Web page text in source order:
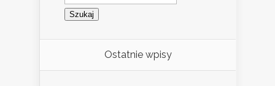
Ostatnie wpisy